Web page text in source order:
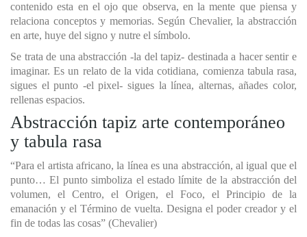
contenido esta en el ojo que observa, en la mente que piensa y
relaciona conceptos y memorias. Según Chevalier, la abstracción
en arte, huye del signo y nutre el símbolo.
Se trata de una abstracción -la del tapiz- destinada a hacer sentir e
imaginar. Es un relato de la vida cotidiana, comienza tabula rasa,
sigues el punto -el pixel- sigues la línea, alternas, añades color,
rellenas espacios.
Abstracción tapiz arte contemporáneo
y tabula rasa
“Para el artista africano, la línea es una abstracción, al igual que el
punto… El punto simboliza el estado límite de la abstracción del
volumen, el Centro, el Origen, el Foco, el Principio de la
emanación y el Término de vuelta. Designa el poder creador y el
fin de todas las cosas” (Chevalier)